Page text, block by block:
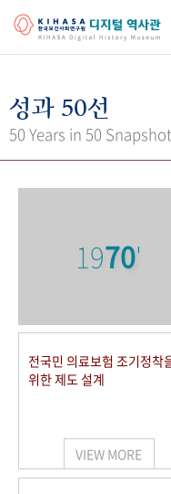
걸어온 길 기관 변천사
키워드로
사진 아카이브 문서 기
50+1 주년 기념
세계와 함께 한 KIHASA
성과 50선
50 Years in 50
1970'
전국민 의료보험 조기정착
위한 제도 설계
VIEW MORE